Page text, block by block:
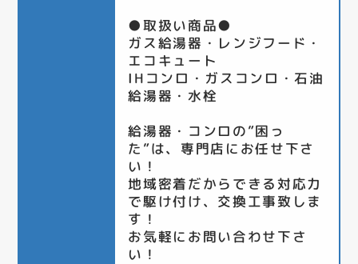
●取扱い商品●
ガス給湯器・レンジフード・
エコキュート
IHコンロ・ガスコンロ・石油
給湯器・水栓
給湯器・コンロの”困っ
た”は、専門店にお任せ下さ
い！
地域密着だからできる対応力
で駆け付け、交換工事致しま
す！
お気軽にお問い合わせ下さ
い！